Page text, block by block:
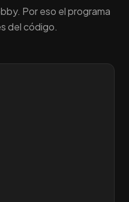
Por eso el programa
del código.